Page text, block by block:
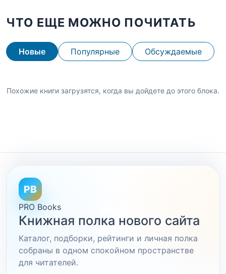
ЧТО ЕЩЕ МОЖНО ПОЧИТАТЬ
Новые Популярные Обсуждаемые
Похожие книги загрузятся, когда вы дойдете до этого блока.
PB
PRO Books
Книжная полка нового сайта
Каталог, подборки, рейтинги и личная полка
собраны в одном спокойном пространстве
для читателей.